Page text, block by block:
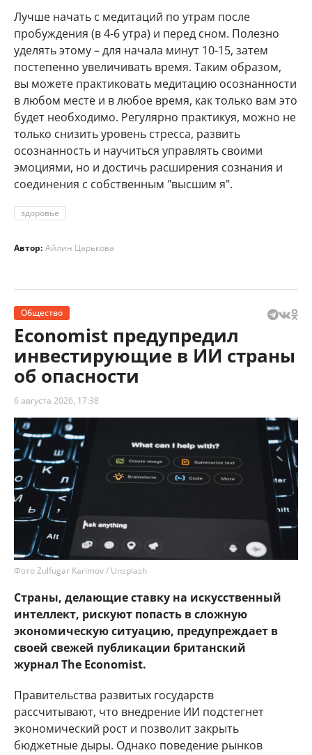
Лучше начать с медитаций по утрам после
пробуждения (в 4-6 утра) и перед сном. Полезно
уделять этому – для начала минут 10-15, затем
постепенно увеличивать время. Таким образом,
вы можете практиковать медитацию осознанности
в любом месте и в любое время, как только вам это
будет необходимо. Регулярно практикуя, можно не
только снизить уровень стресса, развить
осознанность и научиться управлять своими
эмоциями, но и достичь расширения сознания и
соединения с собственным "высшим я".
здоровье
Автор: Айлин Царькова
Общество
Economist предупредил
инвестирующие в ИИ страны
об опасности
6 августа 2026, 17:38
Фото Zulfugar Karimov / Unsplash
Страны, делающие ставку на искусственный
интеллект, рискуют попасть в сложную
экономическую ситуацию, предупреждает в
своей свежей публикации британский
журнал The Economist.
Правительства развитых государств
рассчитывают, что внедрение ИИ подстегнет
экономический рост и позволит закрыть
бюджетные дыры. Однако поведение рынков